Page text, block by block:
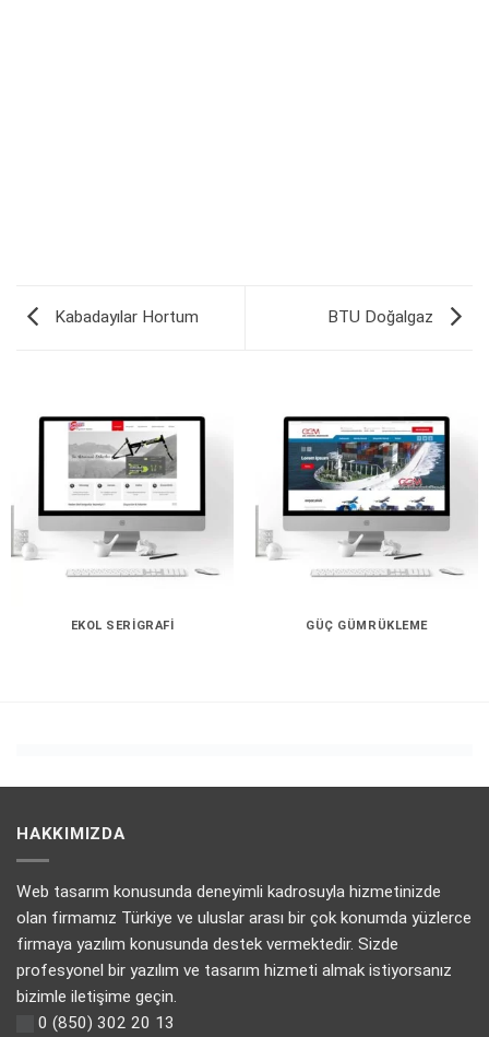
Kabadayılar Hortum BTU Doğalgaz
EKOL SERIGRAFI GÜÇ GÜMRÜKLEME
HAKKIMIZDA
Web tasarım konusunda deneyimli kadrosuyla hizmetinizde
olan firmamız Türkiye ve uluslar arası bir çok konumda yüzlerce
firmaya yazılım konusunda destek vermektedir. Sizde
profesyonel bir yazılım ve tasarım hizmeti almak istiyorsanız
bizimle iletişime geçin.
0 (850) 302 20 13